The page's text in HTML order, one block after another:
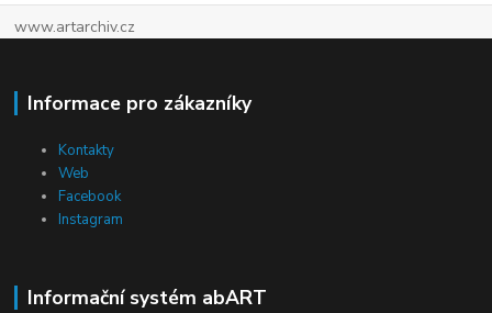
www.artarchiv.cz
Informace pro zákazníky
Kontakty
Web
Facebook
Instagram
Informační systém abART